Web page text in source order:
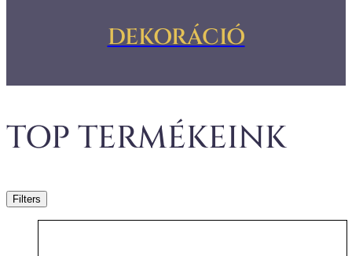
DEKORÁCIÓ
TOP TERMÉKEINK
Filters